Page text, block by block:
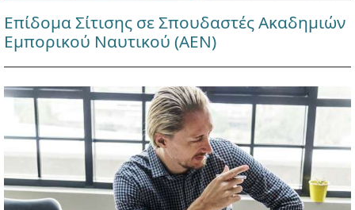
Επίδομα Σίτισης σε Σπουδαστές Ακαδημιών
Εμπορικού Ναυτικού (ΑΕΝ)